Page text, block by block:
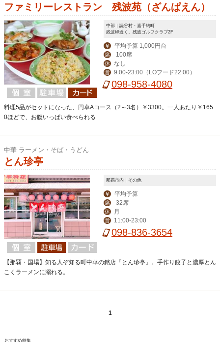
ファミリーレストラン 残波苑（ざんぱえん）
中部｜読谷村・嘉手納町
残波岬近く、残波ゴルフクラブ2F
￥ 平均予算 1,000円台
席 100席
休 なし
営 9:00-23:00（LOフード22:00）
098-958-4080
料理5品がセットになった、円卓Aコース（2～3名）￥3300。一人あたり￥165
0ほどで、お腹いっぱい食べられる
中華 ラーメン・そば・うどん
とん珍亭
那覇市内｜その他
￥ 平均予算
席 32席
休 月
営 11:00-23:00
098-836-3654
【那覇・国場】知る人ぞ知る町中華の銘店『とん珍亭』。手作り餃子と濃厚とん
こくラーメンに溺れる。
1
おすすめ特集